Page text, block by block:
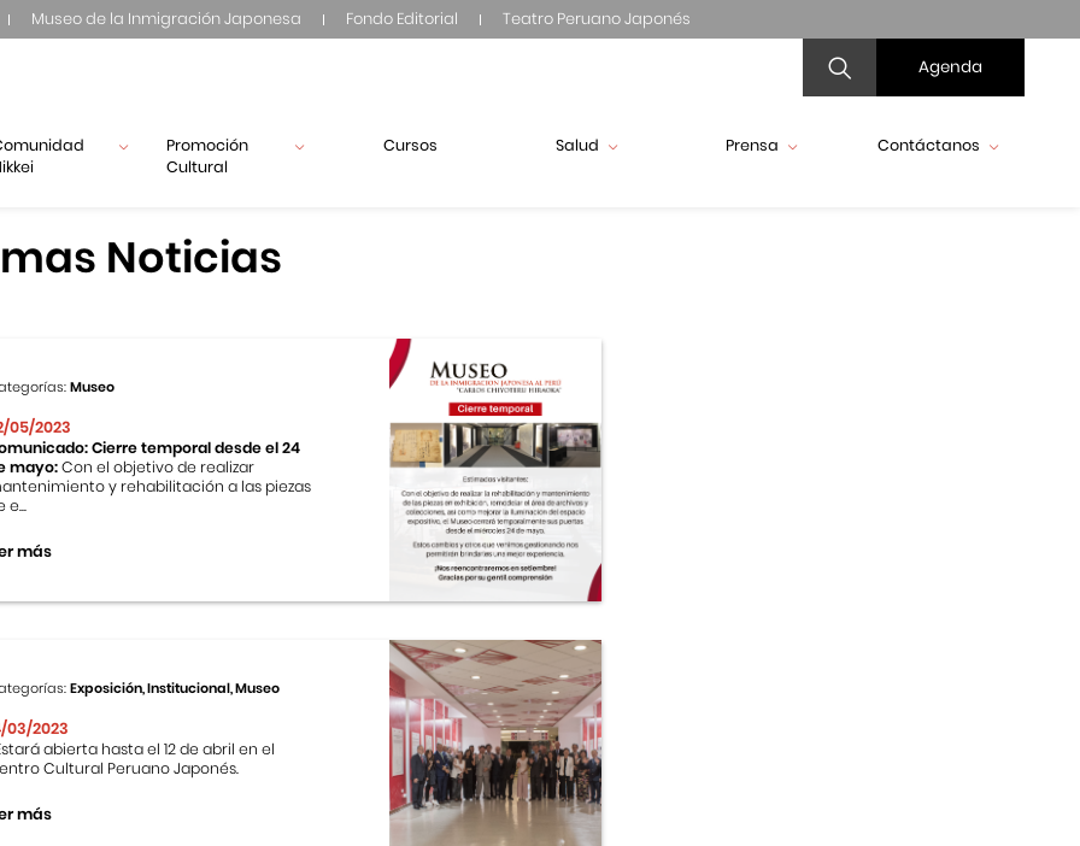
Museo de la Inmigración Japonesa Fondo Editorial Teatro Peruano Japonés
Agenda
Promoción
Cultural
Cursos Salud Prensa Contáctanos
Noticias
Museo
05/2023
Cierre temporal desde el 24
mayo:Con el objetivo de realizar
y rehabilitación a las piezas
e...
más
Exposición, Institucional, Museo
03/2023
abierta hasta el 12 de abril en el
Cultural Peruano Japonés.
más